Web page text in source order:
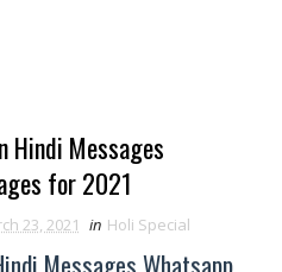
Hindi Messages
for 2021
23, 2021 in Holi Special
Messages Whatsapp